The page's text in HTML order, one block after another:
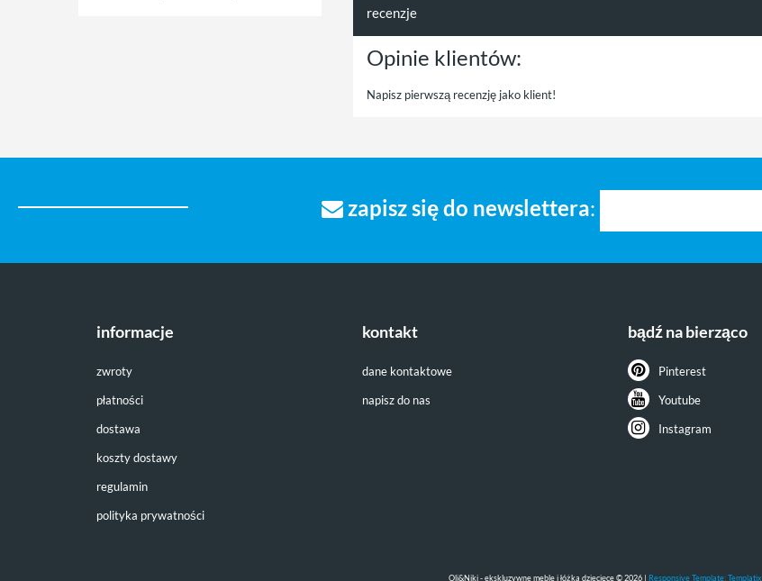
recenzje
Opinie klientów:
Napisz pierwszą recenzję jako klient!
zapisz się do newslettera:
informacje
zwroty
płatności
dostawa
koszty dostawy
regulamin
polityka prywatności
kontakt
dane kontaktowe
napisz do nas
bądź na bierząco
Pinterest
Youtube
Instagram
Oli&Niki - ekskluzywne meble i łóżka dziecięce © 2026 | Responsive Template: Templatix